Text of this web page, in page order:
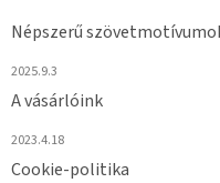
Népszerű
2025.9.3
A vásárlóink
2023.4.18
Cookie-politika